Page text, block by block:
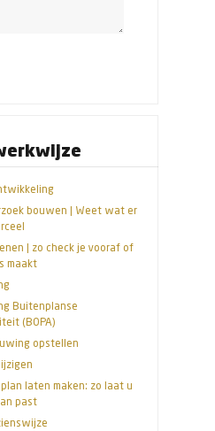
bouwen | Weet wat er
| zo check je vooraf of
maakt
Buitenplanse
(BOPA)
opstellen
laten maken: zo laat u
past